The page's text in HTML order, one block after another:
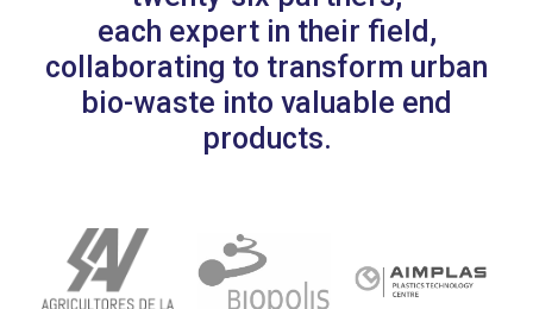
each expert in their field,
collaborating to transform urban
bio-waste into valuable end
products.